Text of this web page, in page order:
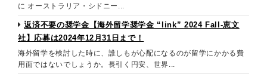
に オーストラリア・シドニー...
返済不要の奨学金【海外留学奨学金 “link” 2024 Fall-恵文
社】応募は2024年12月31日まで！
海外留学を検討した時に、誰しもが心配になるのが留学にかかる費
用面ではないでしょうか。長引く円安、世界...